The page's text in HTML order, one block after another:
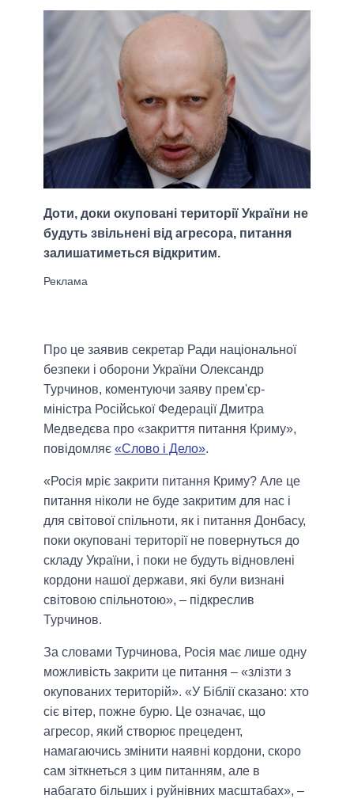
Доти, доки окуповані території України не
будуть звільнені від агресора, питання
залишатиметься відкритим.
Про це заявив секретар Ради національної
безпеки і оборони України Олександр
Турчинов, коментуючи заяву прем'єр-
міністра Російської Федерації Дмитра
Медведєва про «закриття питання Криму»,
повідомляє «Слово і Дело».
«Росія мріє закрити питання Криму? Але це
питання ніколи не буде закритим для нас і
для світової спільноти, як і питання Донбасу,
поки окуповані території не повернуться до
складу України, і поки не будуть відновлені
кордони нашої держави, які були визнані
світовою спільнотою», – підкреслив
Турчинов.
За словами Турчинова, Росія має лише одну
можливість закрити це питання – «злізти з
окупованих територій». «У Біблії сказано: хто
сіє вітер, пожне бурю. Це означає, що
агресор, який створює прецедент,
намагаючись змінити наявні кордони, скоро
сам зіткнеться з цим питанням, але в
набагато більших і руйнівних масштабах», –